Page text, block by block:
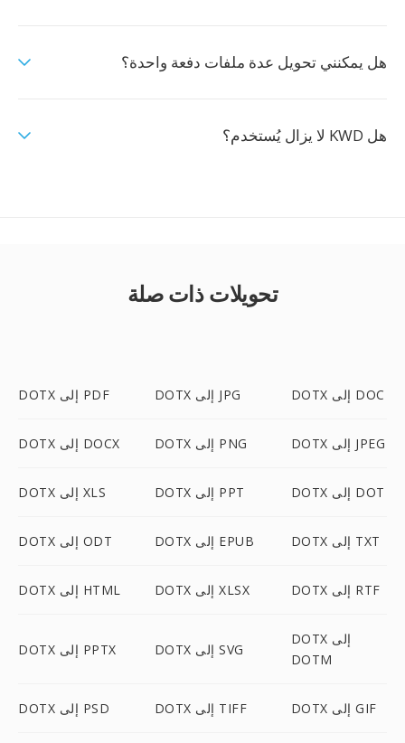
هل يمكنني تحويل عدة ملفات دفعة واحدة؟
هل KWD لا يزال يُستخدم؟
تحويلات ذات صلة
DOTX إلى PDF DOTX إلى JPG DOTX إلى DOC
DOTX إلى DOCX DOTX إلى PNG DOTX إلى JPEG
DOTX إلى XLS DOTX إلى PPT DOTX إلى DOT
DOTX إلى ODT DOTX إلى EPUB DOTX إلى TXT
DOTX إلى HTML DOTX إلى XLSX DOTX إلى RTF
DOTX إلى PPTX DOTX إلى SVG
DOTX إلى
DOTM
DOTX إلى PSD DOTX إلى TIFF DOTX إلى GIF